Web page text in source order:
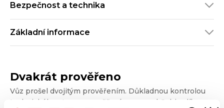
Bezpečnost a technika
Základní informace
Dvakrát prověřeno
Vůz prošel dvojitým prověřením. Důkladnou kontrolou
technického stavu a prověřením vozu od Cebia, díky